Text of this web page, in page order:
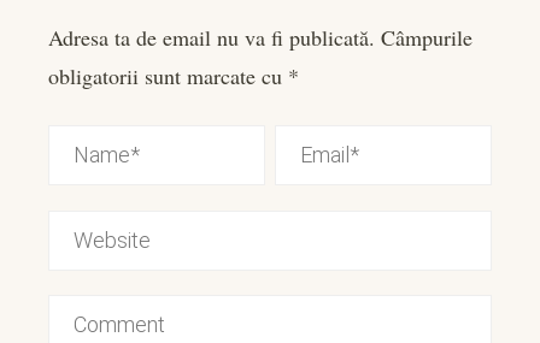
Adresa ta de email nu va fi publicată. Câmpurile
obligatorii sunt marcate cu *